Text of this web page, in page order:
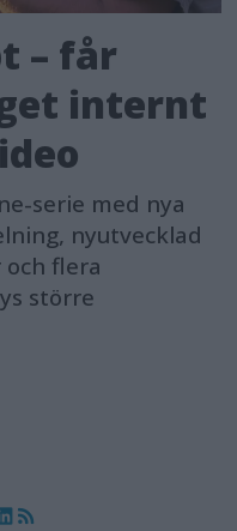
– får
internt
serie med nya
nyutvecklad
flera
större